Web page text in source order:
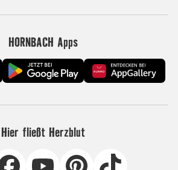
HORNBACH Apps
Hier fließt Herzblut